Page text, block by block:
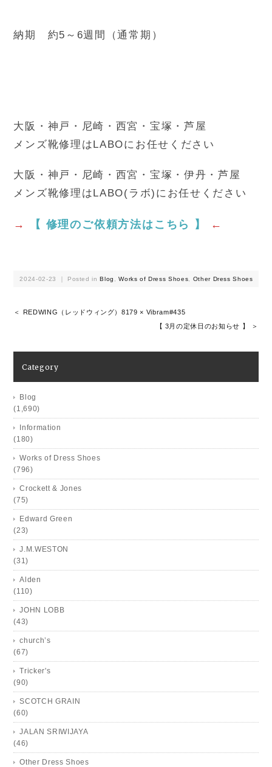
納期 約5～6週間（通常期）
大阪・神戸・尼崎・西宮・宝塚・芦屋
メンズ靴修理はLABOにお任せください
大阪・神戸・尼崎・西宮・宝塚・伊丹・芦屋
メンズ靴修理はLABO(ラボ)にお任せください
→ 【 修理のご依頼方法はこちら 】 ←
2024-02-23 ｜ Posted inBlog ,Works of Dress Shoes Other Dress Shoes
＜ REDWING（レッドウィング）8179 × Vibram#435
【 3月の定休日のお知らせ 】 ＞
Category
Blog
(1,690)
Information
(180)
Works of Dress Shoes
(796)
Crockett & Jones
(75)
Edward Green
(23)
J.M.WESTON
(31)
Alden
(110)
JOHN LOBB
(43)
church’s
(67)
Tricker's
(90)
SCOTCH GRAIN
(60)
JALAN SRIWIJAYA
(46)
Other Dress Shoes